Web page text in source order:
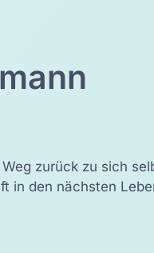
zurück zu sich
in den nächsten